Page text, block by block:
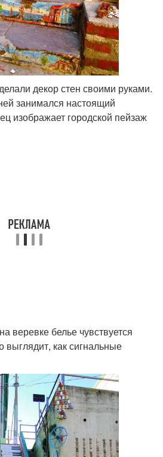
декор стен своими руками.
занимался настоящий
изображает городской пейзаж
веревке белье чувствуется
выглядит, как сигнальные